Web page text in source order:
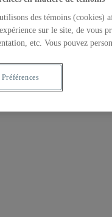
des témoins (cookies)
sur le site, de vous
etc. Vous pouvez
Préférences